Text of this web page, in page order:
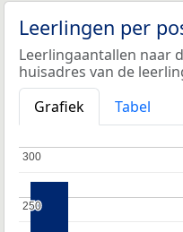
Leerlingen per
Leerlingaantallen naar
huisadres van de
Grafiek
Tabel
250
250
300
300